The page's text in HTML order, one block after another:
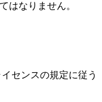
はなりません。
センスの規定に従う